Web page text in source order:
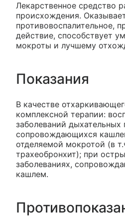
Лекарственное средство
происхождения.
противовоспалительное,
действие, способствует
мокроты и лучшему
Показания
В качестве
комплексной терапии:
заболеваний дыхательных
сопровождающихся
отделяемой мокротой (в
трахеобронхит); при
заболеваниях,
кашлем.